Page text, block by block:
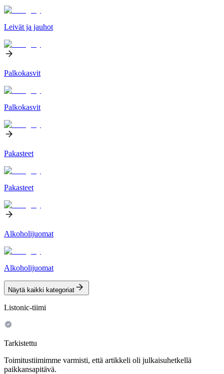
Leivät ja jauhot
Palkokasvit
Palkokasvit
Pakasteet
Pakasteet
Alkoholijuomat
Alkoholijuomat
Näytä kaikki kategoriat
Listonic-tiimi
Tarkistettu
Toimitustiimimme varmisti, että artikkeli oli julkaisuhetkellä
paikkansapitävä.